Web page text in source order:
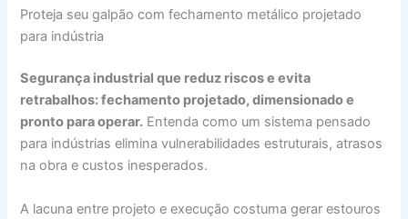
Proteja seu galpão com fechamento metálico projetado
para indústria
Segurança industrial que reduz riscos e evita
retrabalhos: fechamento projetado, dimensionado e
pronto para operar. Entenda como um sistema pensado
para indústrias elimina vulnerabilidades estruturais, atrasos
na obra e custos inesperados.
A lacuna entre projeto e execução costuma gerar estouros